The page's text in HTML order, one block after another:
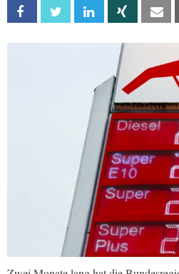
Facebook Twitter Linkedin Xing